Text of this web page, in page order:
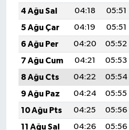
4 Ağu Sal
04:18 05:51
5 Ağu Çar
04:19 05:51
6 Ağu Per
04:20 05:52
7 Ağu Cum
04:21 05:53
8 Ağu Cts
04:22 05:54
9 Ağu Paz
04:24 05:55
10 Ağu Pts
04:25 05:56
11 Ağu Sal
04:26 05:56